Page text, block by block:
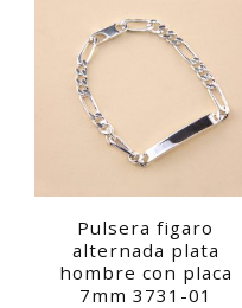
Pulsera figaro
alternada plata
hombre con placa
7mm 3731-01